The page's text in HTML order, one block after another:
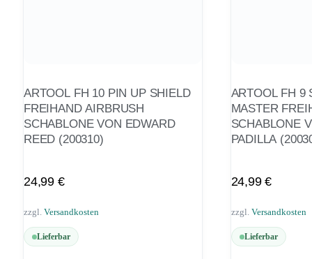
ARTOOL FH 10 PIN UP SHIELD
FREIHAND AIRBRUSH
SCHABLONE VON EDWARD
REED (200310)
24,99 €
zzgl. Versandkosten
Lieferbar
ARTOOL FH 9
MASTER
SCHABLONE
PADILLA
24,99€
zzgl. Versandkosten
Lieferbar